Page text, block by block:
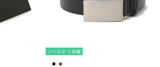
ノベルティ対象